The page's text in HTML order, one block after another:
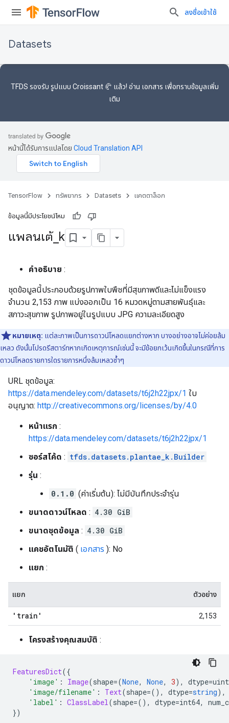
ลงชื่อเข้าใช้
Datasets
TFDS รองรับ รูปแบบ Croissant 🥐 แล้ว! อ่าน เอกสาร เพื่อทราบข้อมูลเพิ่ม
เติม
หน้านี้ได้รับการแปลโดย Cloud Translation API
TensorFlow ทรัพยากร Datasets แคตตาล็อก
ข้อมูลนี้มีประโยชน์ไหม
แพลนเต้_ k
คำอธิบาย :
ชุดข้อมูลนี้ประกอบด้วยรูปภาพใบพืชที่มีสุขภาพดีและไม่แข็งแรง
จำนวน 2,153 ภาพ แบ่งออกเป็น 16 หมวดหมู่ตามสายพันธุ์และ
สภาวะสุขภาพ รูปภาพอยู่ในรูปแบบ JPG ความละเอียดสูง
หมายเหตุ: แต่ละภาพเป็นการดาวน์โหลดแยกต่างหาก บางอย่างอาจไม่ค่อยล้ม
เหลว ดังนั้นโปรดรีสตาร์ทหากเกิดเหตุการณ์เช่นนี้ จะมีข้อยกเว้นเกิดขึ้นในกรณีที่การ
ดาวน์โหลดรายการใดรายการหนึ่งล้มเหลวซ้ำๆ
URL ชุดข้อมูล:
https://data.mendeley.com/datasets/t6j2h22jpx/1 ใบ
อนุญาต: http://creativecommons.org/licenses/by/4.0
หน้าแรก :
https://data.mendeley.com/datasets/t6j2h22jpx/1
ซอร์สโค้ด : tfds.datasets.plantae_k.Builder
รุ่น :
0.1.0 (ค่าเริ่มต้น): ไม่มีบันทึกประจำรุ่น
ขนาดดาวน์โหลด : 4.30 GiB
ขนาดชุดข้อมูล : 4.30 GiB
แคชอัตโนมัติ ( เอกสาร ): No
แยก :
แยก ตัวอย่าง
'train' 2,153
โครงสร้างคุณสมบัติ :
FeaturesDict({
'image' : Image(shape=(None, None, 3), dtype=
'image/filename' : Text(shape=(), dtype=string),
'label' : ClassLabel(shape=(), dtype=int64,
})